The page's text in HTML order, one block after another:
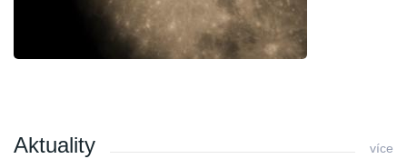
Aktuality více